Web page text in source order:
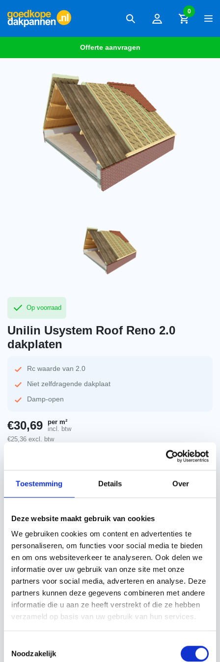
Toestemming Details Over
Deze website maakt gebruik van cookies
We gebruiken cookies om content en advertenties te
personaliseren, om functies voor social media te bieden
en om ons websiteverkeer te analyseren. Ook delen we
informatie over uw gebruik van onze site met onze
partners voor social media, adverteren en analyse. Deze
partners kunnen deze gegevens combineren met andere
informatie die u aan ze heeft verstrekt of die ze hebben
verzameld op basis van uw gebruik van hun services.
Noodzakelijk
0
Offerte aanvragen
Op voorraad
Unilin Usystem Roof Reno 2.0
dakplaten
Rc waarde van 2.0
Niet zelfdragende dakplaat
Damp-open
€30,69
per m²
incl. btw
€25,36 excl. btw
Specificaties Beschrijving Technisch handboek
Soort Isolatie
Bevestiging dakplaat Op bestaand dakbeschot
Breedte 1205 mm
Damp open Ja
Maximale lengte 8000 mm
Minimale lengte 2000 mm
Model